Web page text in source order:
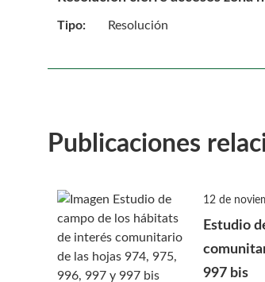
Tipo: Resolución
Publicaciones
12 de
Estudio
997 bis